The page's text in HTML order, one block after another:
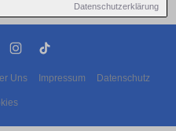
Datenschutzerklärung
Uns Impressum Datenschutz